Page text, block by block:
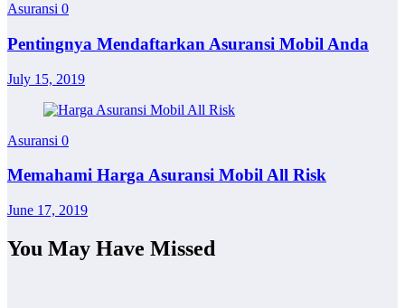
Asuransi 0
Pentingnya Mendaftarkan Asuransi Mobil Anda
July 15, 2019
Asuransi 0
Memahami Harga Asuransi Mobil All Risk
June 17, 2019
You May Have Missed